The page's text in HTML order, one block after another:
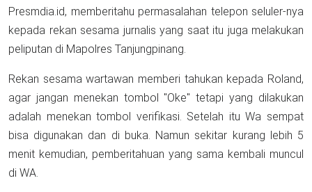
Presmdia.id, memberitahu permasalahan telepon seluler-nya
kepada rekan sesama jurnalis yang saat itu juga melakukan
peliputan di Mapolres Tanjungpinang.
Rekan sesama wartawan memberi tahukan kepada Roland,
agar jangan menekan tombol "Oke" tetapi yang dilakukan
adalah menekan tombol verifikasi. Setelah itu Wa sempat
bisa digunakan dan di buka. Namun sekitar kurang lebih 5
menit kemudian, pemberitahuan yang sama kembali muncul
di WA.